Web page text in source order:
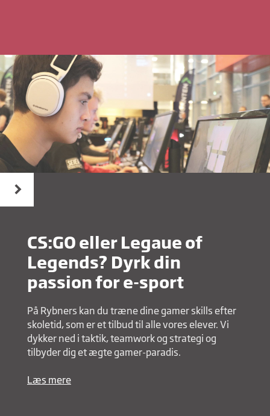
CS:GO eller Legaue of
Legends? Dyrk din
passion for e-sport
På Rybners kan du træne dine gamer skills efter
skoletid, som er et tilbud til alle vores elever. Vi
dykker ned i taktik, teamwork og strategi og
tilbyder dig et ægte gamer-paradis.
Læs mere